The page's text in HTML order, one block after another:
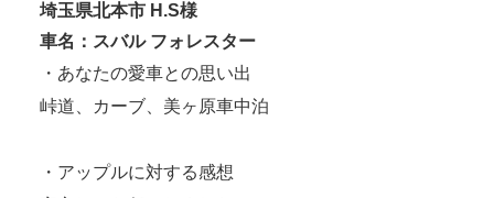
埼玉県北本市 H.S様
車名：スバル フォレスター
・あなたの愛車との思い出
峠道、カーブ、美ヶ原車中泊
・アップルに対する感想